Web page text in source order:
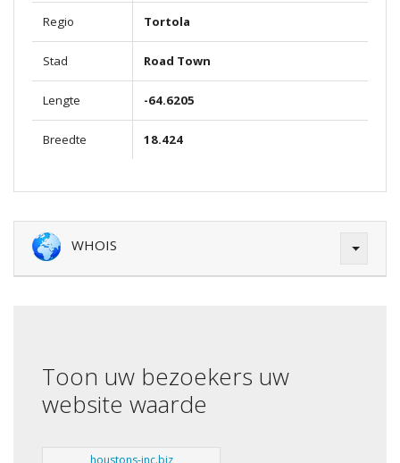
Regio Tortola
Stad Road Town
Lengte -64.6205
Breedte 18.424
WHOIS
Toon uw bezoekers uw
website waarde